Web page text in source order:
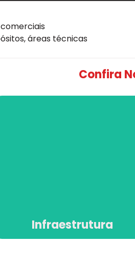
áreas técnicas
Confira
Infraestrutura